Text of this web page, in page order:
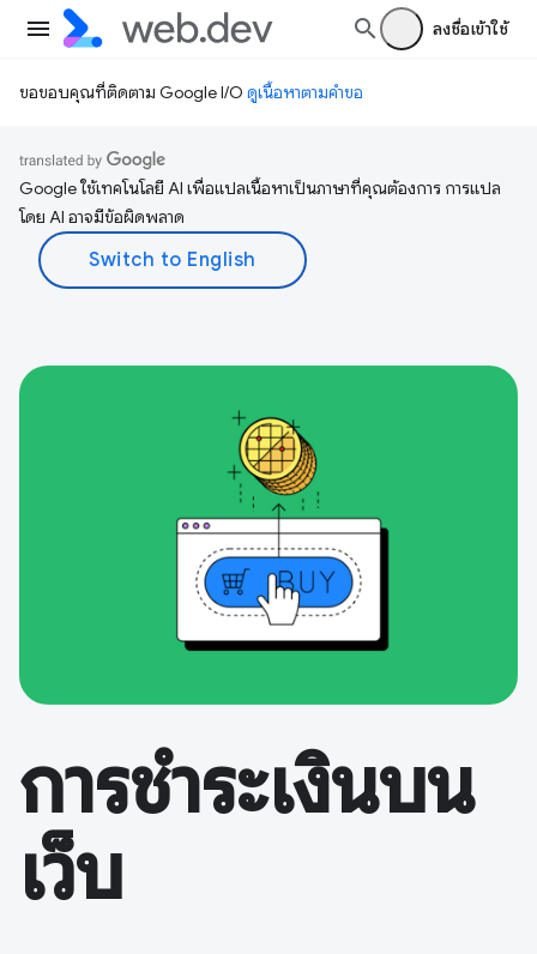
ลงชื่อเข้าใช้
ขอขอบคุณที่ติดตาม Google I/O ดูเนื้อหาตามคำขอ
Google ใช้เทคโนโลยี AI เพื่อแปลเนื้อหาเป็นภาษาที่คุณต้องการ การแปล
โดย AI อาจมีข้อผิดพลาด
การชำระเงินบน
เว็บ